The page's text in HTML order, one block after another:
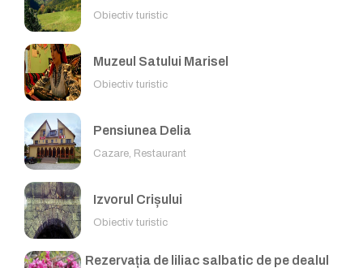
Obiectiv turistic
Muzeul Satului Marisel
Obiectiv turistic
Pensiunea Delia
Cazare, Restaurant
Izvorul Crișului
Obiectiv turistic
Rezervația de liliac salbatic de pe dealul